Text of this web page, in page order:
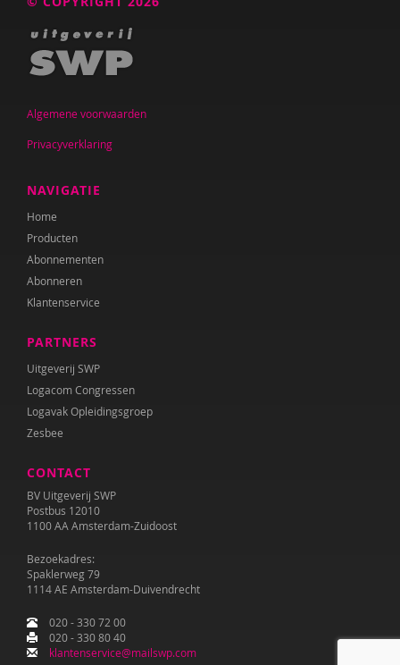
Algemene voorwaarden
Privacyverklaring
NAVIGATIE
Home
Producten
Abonnementen
Abonneren
Klantenservice
PARTNERS
Uitgeverij SWP
Logacom Congressen
Logavak Opleidingsgroep
Zesbee
CONTACT
BV Uitgeverij SWP
Postbus 12010
1100 AA Amsterdam-Zuidoost
Bezoekadres:
Spaklerweg 79
1114 AE Amsterdam-Duivendrecht
020 - 330 72 00
020 - 330 80 40
klantenservice@mailswp.com